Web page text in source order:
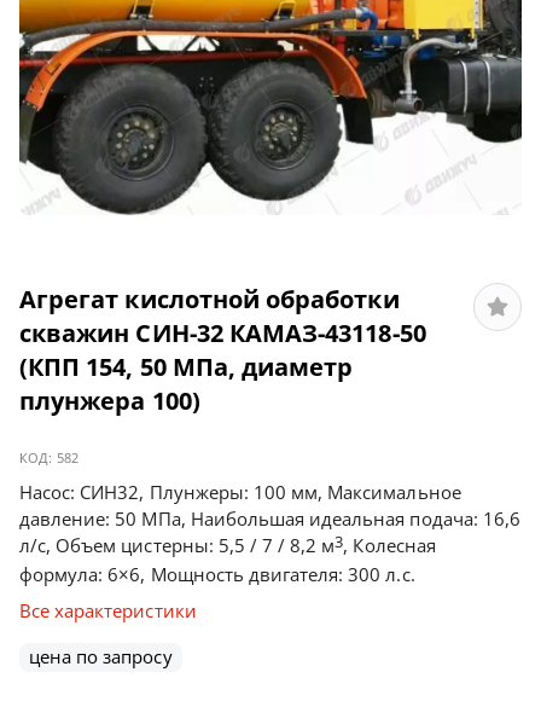
Агрегат кислотной обработки
скважин СИН-32 КАМАЗ-43118-50
(КПП 154, 50 МПа, диаметр
плунжера 100)
КОД: 582
Насос: СИН32, Плунжеры: 100 мм, Максимальное
давление: 50 МПа, Наибольшая идеальная подача: 16,6
л/с, Объем цистерны: 5,5 / 7 / 8,2 м3, Колесная
формула: 6×6, Мощность двигателя: 300 л.с.
Все характеристики
цена по запросу